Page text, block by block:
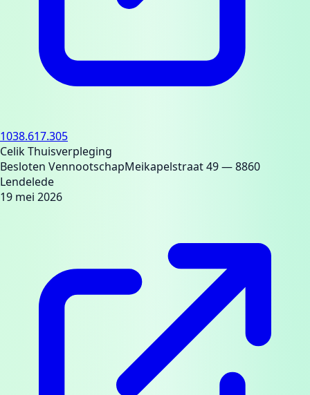
1038.617.305
Celik Thuisverpleging
Besloten VennootschapMeikapelstraat 49— 8860
Lendelede
19 mei 2026